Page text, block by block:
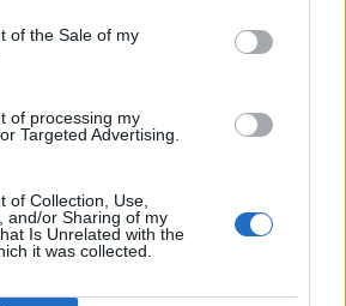
of the Sale of my
of processing my
Targeted Advertising.
of Collection, Use,
and/or Sharing of my
Is Unrelated with the
it was collected.
φρέσκια και ξεκούραστη
αναζωογονημένη επιδερμίδα
efficacy and safety
evaluation and